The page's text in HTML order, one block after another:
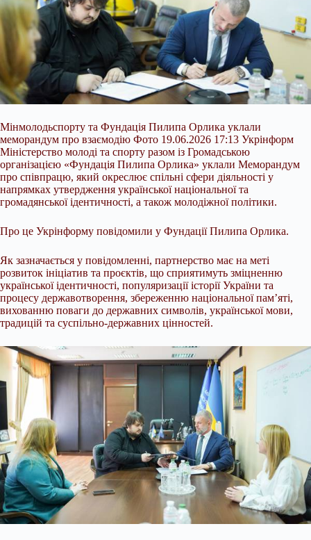
Мінмолодьспорту та Фундація Пилипа Орлика уклали
меморандум про взаємодію Фото 19.06.2026 17:13 Укрінформ
Міністерство молоді та спорту разом із Громадською
організацією «Фундація Пилипа Орлика» уклали Меморандум
про співпрацю, який окреслює спільні сфери діяльності у
напрямках утвердження української національної та
громадянської ідентичності, а також молодіжної політики.
Про це Укрінформу повідомили у Фундації Пилипа Орлика.
Як зазначається у повідомленні, партнерство має на меті
розвиток ініціатив та проєктів, що сприятимуть зміцненню
української ідентичності, популяризації історії України та
процесу державотворення, збереженню національної пам’яті,
вихованню поваги до державних символів, української мови,
традицій та суспільно-державних цінностей.